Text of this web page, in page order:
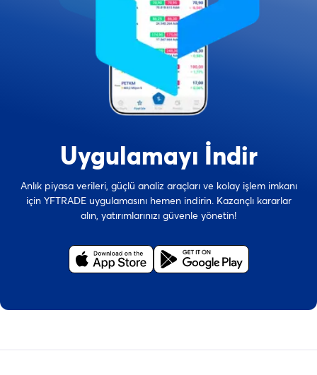
Uygulamayı İndir
Anlık piyasa verileri, güçlü analiz araçları ve kolay işlem imkanı
için YFTRADE uygulamasını hemen indirin. Kazançlı kararlar
alın, yatırımlarınızı güvenle yönetin!